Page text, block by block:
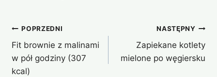
Nawigacja
wpisu
POPRZEDNI
Fit brownie z malinami
w pół godziny (307
kcal)
NASTĘPNY
Zapiekane kotlety
mielone po węgiersku